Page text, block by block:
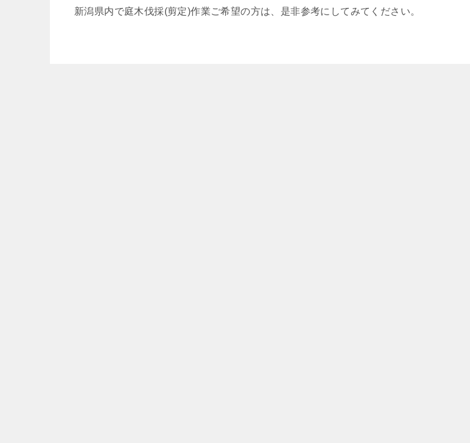
新潟県内で庭木伐採(剪定)作業ご希望の方は、是非参考にしてみてください。